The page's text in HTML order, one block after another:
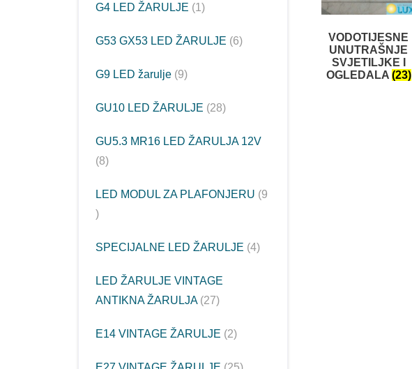
VODOTIJESNE
UNUTRAŠNJE
SVJETILJKE I
OGLEDALA (23)
G4 LED ŽARULJE 1
G53 GX53 LED ŽARULJE 6
G9 LED žarulje 9
GU10 LED ŽARULJE 28
GU5.3 MR16 LED ŽARULJA 12V
8
LED MODUL ZA PLAFONJERU 9
SPECIJALNE LED ŽARULJE 4
LED ŽARULJE VINTAGE
ANTIKNA ŽARULJA 27
E14 VINTAGE ŽARULJE 2